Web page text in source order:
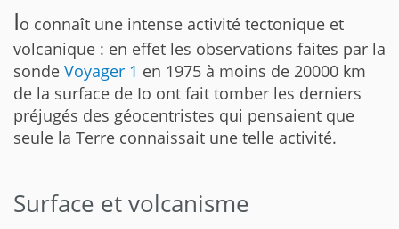
Io connaît une intense activité tectonique et
volcanique : en effet les observations faites par la
sonde Voyager 1 en 1975 à moins de 20000 km
de la surface de Io ont fait tomber les derniers
préjugés des géocentristes qui pensaient que
seule la Terre connaissait une telle activité.
Surface et volcanisme